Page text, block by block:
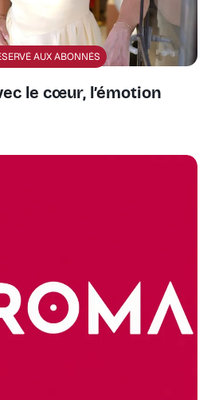
AUX ABONNÉS
le cœur, l’émotion